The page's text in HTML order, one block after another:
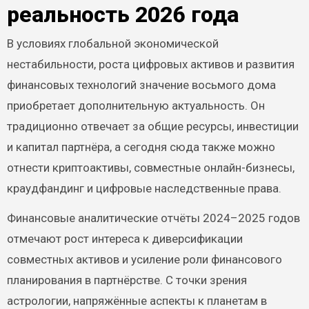
реальность 2026 года
В условиях глобальной экономической
нестабильности, роста цифровых активов и развития
финансовых технологий значение восьмого дома
приобретает дополнительную актуальность. Он
традиционно отвечает за общие ресурсы, инвестиции
и капитал партнёра, а сегодня сюда также можно
отнести криптоактивы, совместные онлайн-бизнесы,
краудфандинг и цифровые наследственные права.
Финансовые аналитические отчёты 2024–2025 годов
отмечают рост интереса к диверсификации
совместных активов и усиление роли финансового
планирования в партнёрстве. С точки зрения
астрологии, напряжённые аспекты к планетам в